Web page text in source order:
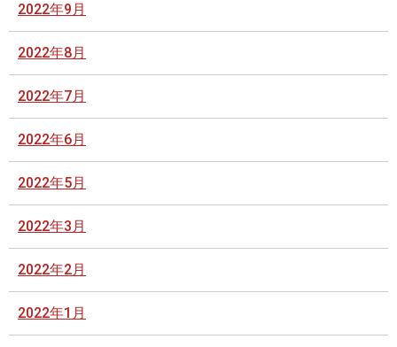
2022年9月
2022年8月
2022年7月
2022年6月
2022年5月
2022年3月
2022年2月
2022年1月